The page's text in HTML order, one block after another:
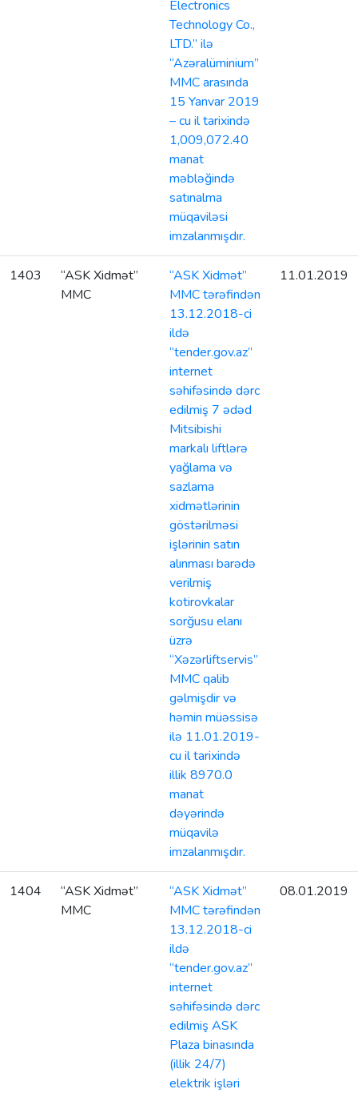
Electronics
Technology Co.,
LTD.” ilə
“Azəralüminium”
MMC arasında
15 Yanvar 2019
– cu il tarixində
1,009,072.40
manat
məbləğində
satınalma
müqaviləsi
imzalanmışdır.
1403
“ASK Xidmət”
MMC
“ASK Xidmət”
MMC tərəfindən
13.12.2018-ci
ildə
“tender.gov.az”
internet
səhifəsində dərc
edilmiş 7 ədəd
Mitsibishi
markalı liftlərə
yağlama və
sazlama
xidmətlərinin
göstərilməsi
işlərinin satın
alınması barədə
verilmiş
kotirovkalar
sorğusu elanı
üzrə
“Xəzərliftservis”
MMC qalib
gəlmişdir və
həmin müəssisə
ilə 11.01.2019-
cu il tarixində
illik 8970.0
manat
dəyərində
müqavilə
imzalanmışdır.
11.01.2019
1404
“ASK Xidmət”
MMC
“ASK Xidmət”
MMC tərəfindən
13.12.2018-ci
ildə
“tender.gov.az”
internet
səhifəsində dərc
edilmiş ASK
Plaza binasında
(illik 24/7)
elektrik işləri
08.01.2019